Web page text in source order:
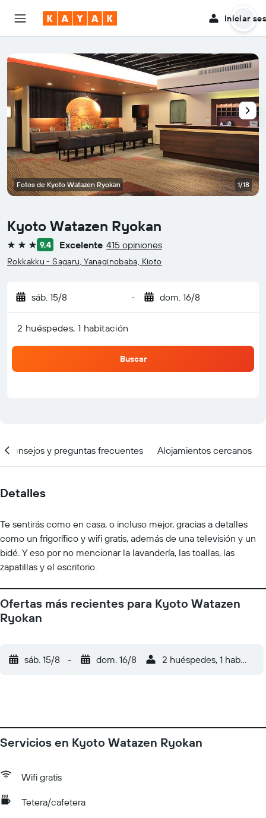
Iniciar
Kyoto Watazen Ryokan
3 estrellas
9,4 Excelente 415 opiniones
Rokkakku - Sagaru, Yanaginobaba, Kioto
sáb. 15/8 - dom. 16/8
2 huéspedes, 1 habitación
Buscar
Fotos de Kyoto Watazen Ryokan 1/18
Consejos y preguntas frecuentes Alojamientos cercanos
Detalles
Te sentirás como en casa, o incluso mejor, gracias a detalles
como un frigorífico y wifi gratis, además de una televisión y un
bidé. Y eso por no mencionar la lavandería, las toallas, las
zapatillas y el escritorio.
Ofertas más recientes para Kyoto Watazen
Ryokan
sáb. 15/8 - dom. 16/8 2 huéspedes, 1
Servicios en Kyoto Watazen Ryokan
Wifi gratis
Tetera/cafetera